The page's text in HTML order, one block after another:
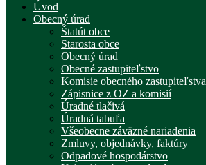
Úvod
Obecný úrad
Štatút obce
Starosta obce
Obecný úrad
Obecné zastupiteľstvo
Komisie obecného zastupiteľstva
Zápisnice z OZ a komisií
Úradné tlačivá
Úradná tabuľa
Všeobecne záväzné nariadenia
Zmluvy, objednávky, faktúry
Odpadové hospodárstvo